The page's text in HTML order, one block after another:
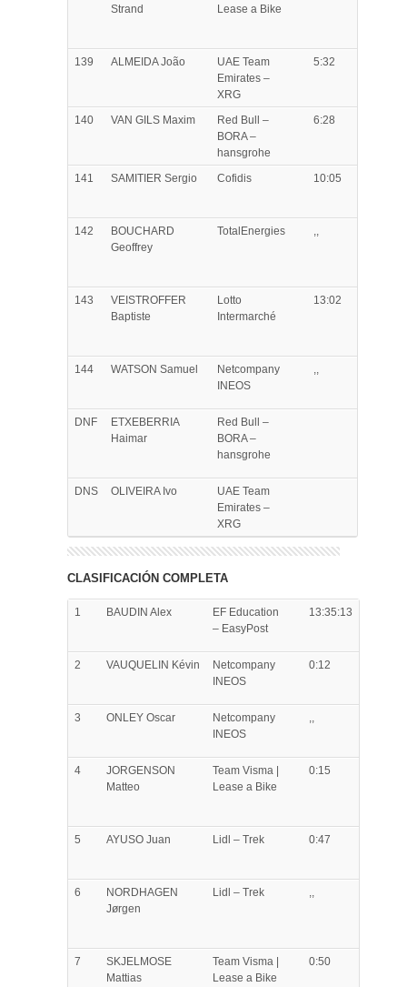
Strand
Lease a Bike
139 ALMEIDAJoão
UAE Team
Emirates –
XRG
5:32
140 VAN GILS Maxim
Red Bull –
BORA –
hansgrohe
6:28
141 SAMITIER Sergio Cofidis 10:05
142
BOUCHARD
Geoffrey
TotalEnergies ,,
143
VEISTROFFER
Baptiste
Lotto
Intermarché
13:02
144 WATSON Samuel
Netcompany
INEOS
,,
DNF
ETXEBERRIA
Haimar
Red Bull –
BORA –
hansgrohe
DNS OLIVEIRAIvo
UAE Team
Emirates –
XRG
CLASIFICACIÓN COMPLETA
1 BAUDIN Alex
EF Education
– EasyPost
13:35:13
2 VAUQUELIN Kévin
Netcompany
INEOS
0:12
3 ONLEY Oscar
Netcompany
INEOS
,,
4
JORGENSON
Matteo
Team Visma |
Lease a Bike
0:15
5 AYUSO Juan Lidl – Trek 0:47
6
NORDHAGEN
Jørgen
Lidl – Trek ,,
7
SKJELMOSE
Mattias
Team Visma |
Lease a Bike
0:50